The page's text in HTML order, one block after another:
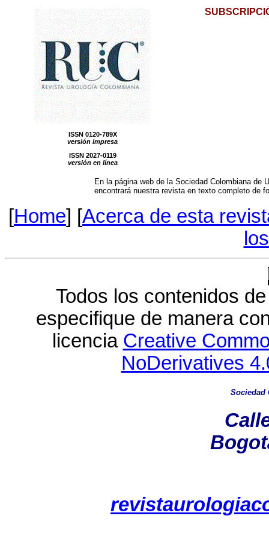
ISSN 0120-789X
versión impresa
ISSN 2027-0119
versión en línea
En la página web de la Sociedad Colombiana de
encontrará nuestra revista en texto completo de
[Home] [Acerca de esta
Todos los contenidos
especifique de manera
licencia Creative
NoDerivatives
Sociedad